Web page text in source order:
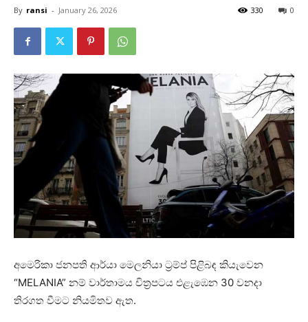
By ransi - January 26, 2026 0
330
අමෙරිකා ජනපති ආර්යා මෙලනියා ට්‍රම්ප් පිළිබඳ කියැවෙන
“MELANIA” නම් වාර්තාමය චිත්‍රපටය එළැඹෙන 30 වනදා
තිරගත වීමට නියමිතව ඇත.